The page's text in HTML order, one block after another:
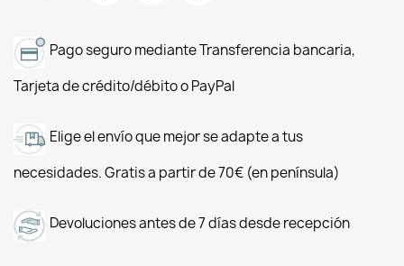
Pago seguro mediante Transferencia bancaria,
Tarjeta de crédito/débito o PayPal
Elige el envío que mejor se adapte a tus
necesidades. Gratis a partir de 70€ (en península)
Devoluciones antes de 7 días desde recepción